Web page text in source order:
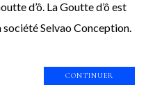
d’ô. La Goutte d’ô est
Selvao Conception.
CONTINUER